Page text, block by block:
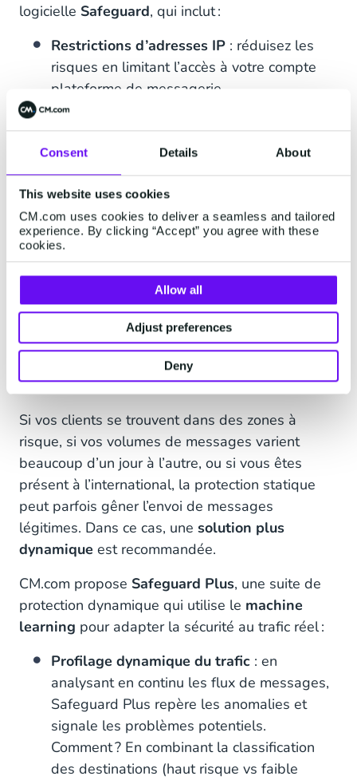
Consent Details About
This website uses cookies
CM.com uses cookies to deliver a seamless and tailored
experience. By clicking “Accept” you agree with these
cookies.
Allow all
Adjust preferences
Deny
logicielle Safeguard, qui inclut :
Restrictions d’adresses IP : réduisez les
risques en limitant l’accès à votre compte
plateforme de messagerie.
l’avance le trafic vers les destinations à haut
interdites.
Limitation du débit: contrôlez le nombre
de messages envoyés sur une période
donnée pour éviter les pics incontrôlés qui
font grimper les coûts.
La prévention statique fonctionne très bien pour
la plupart des entreprises, notamment celles
avec des flux de messages relativement simples.
Mais ce n’est pas toujours si simple.
Si vos clients se trouvent dans des zones à
risque, si vos volumes de messages varient
beaucoup d’un jour à l’autre, ou si vous êtes
présent à l’international, la protection statique
peut parfois gêner l’envoi de messages
légitimes. Dans ce cas, une solution plus
dynamique est recommandée.
CM.com propose Safeguard Plus, une suite de
protection dynamique qui utilise le machine
learning pour adapter la sécurité au trafic réel :
Profilage dynamique du trafic : en
analysant en continu les flux de messages,
Safeguard Plus repère les anomalies et
signale les problèmes potentiels.
Comment ? En combinant la classification
des destinations (haut risque vs faible